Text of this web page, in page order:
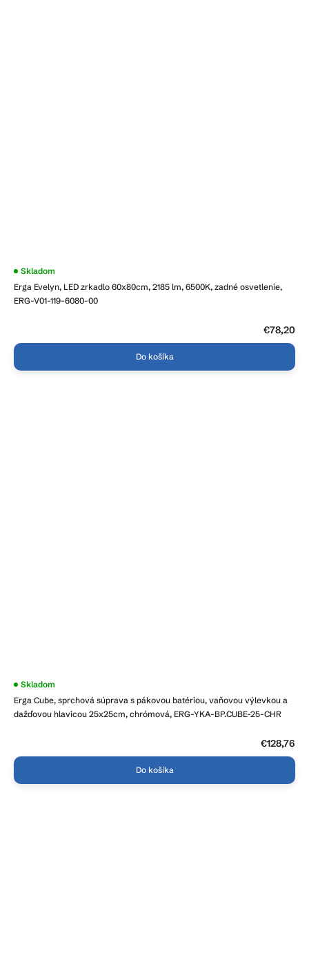
Erga Evelyn, LED zrkadlo 60x80cm, 2185 lm, 6500K, zadné osvetlenie,
ERG-V01-119-6080-00
Skladom
€78,20
Do košíka
Erga Cube, sprchová súprava s pákovou batériou, vaňovou výlevkou a
dažďovou hlavicou 25x25cm, chrómová, ERG-YKA-BP.CUBE-25-CHR
Priemerné
produktu
je
Skladom
€128,76
Do košíka